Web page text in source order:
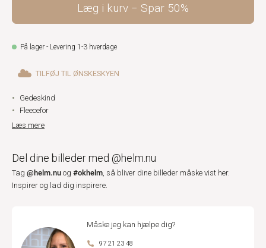
Læg i kurv Spar 50%
På lager - Levering 1-3 hverdage
TILFØJ TIL ØNSKESKYEN
Gedeskind
Fleecefor
Læs mere
Del dine billeder med @helm.nu
Tag @helm.nu og #okhelm, så bliver dine billeder måske vist her.
Inspirer og lad dig inspirere.
Måske jeg kan hjælpe dig?
97 21 23 48